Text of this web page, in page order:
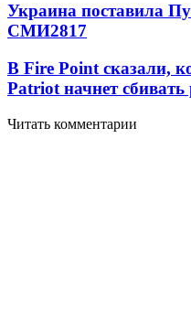
Украина поставила
СМИ2817
В Fire Point сказали,
Patriot начнет
Читать комментарии